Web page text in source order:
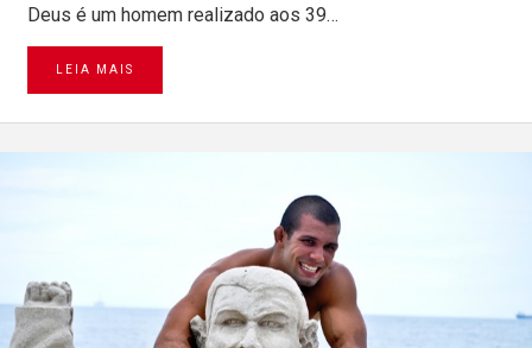
Deus é um homem realizado aos 39…
LEIA MAIS